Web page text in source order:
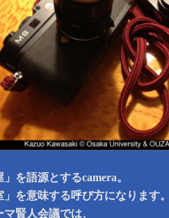
」を語源とするcamera。
」を意味する呼び方になります
マ賢人会議では、